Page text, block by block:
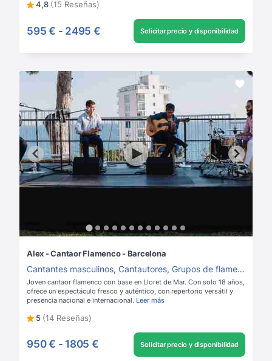
4,8 (15 Reseñas)
595 € - 2495 € Solicitar precio y disponibilidad
Alex - Cantaor Flamenco - Barcelona
Cantantes masculinos, Cantautores, Grupos de flamenco
Joven cantaor flamenco con base en Lloret de Mar. Con solo 18 años,
ofrece un espectáculo fresco y auténtico, con repertorio versátil y
presencia nacional e internacional. Leer más
5 (14 Reseñas)
950 € - 1805 € Solicitar precio y disponibilidad